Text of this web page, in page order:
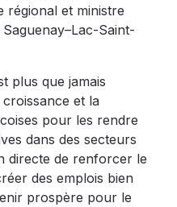
régional et ministre
Saint-
plus que jamais
croissance et la
pour les rendre
dans des secteurs
directe de renforcer le
des emplois bien
prospère pour le